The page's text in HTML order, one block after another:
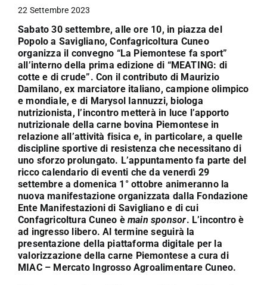
Convenzioni
L’Agricoltore cuneese
Fotogallery
Lavora con noi
Contatti
22 Settembre 2023
Sabato 30 settembre, alle ore 10, in piazza del
Popolo a Savigliano, Confagricoltura Cuneo
organizza il convegno “La Piemontese fa sport”
all’interno della prima edizione di “MEATING: di
cotte e di crude”. Con il contributo di Maurizio
Damilano, ex marciatore italiano, campione olimpico
e mondiale, e di Marysol Iannuzzi, biologa
nutrizionista, l’incontro metterà in luce l’apporto
nutrizionale della carne bovina Piemontese in
relazione all’attività fisica e, in particolare, a quelle
discipline sportive di resistenza che necessitano di
uno sforzo prolungato. L’appuntamento fa parte del
ricco calendario di eventi che da venerdì 29
settembre a domenica 1° ottobre animeranno la
nuova manifestazione organizzata dalla Fondazione
Ente Manifestazioni di Savigliano e di cui
Confagricoltura Cuneo èmain sponsor. L’incontro è
ad ingresso libero. Al termine seguirà la
presentazione della piattaforma digitale per la
valorizzazione della carne Piemontese a cura di
MIAC – Mercato Ingrosso Agroalimentare Cuneo.